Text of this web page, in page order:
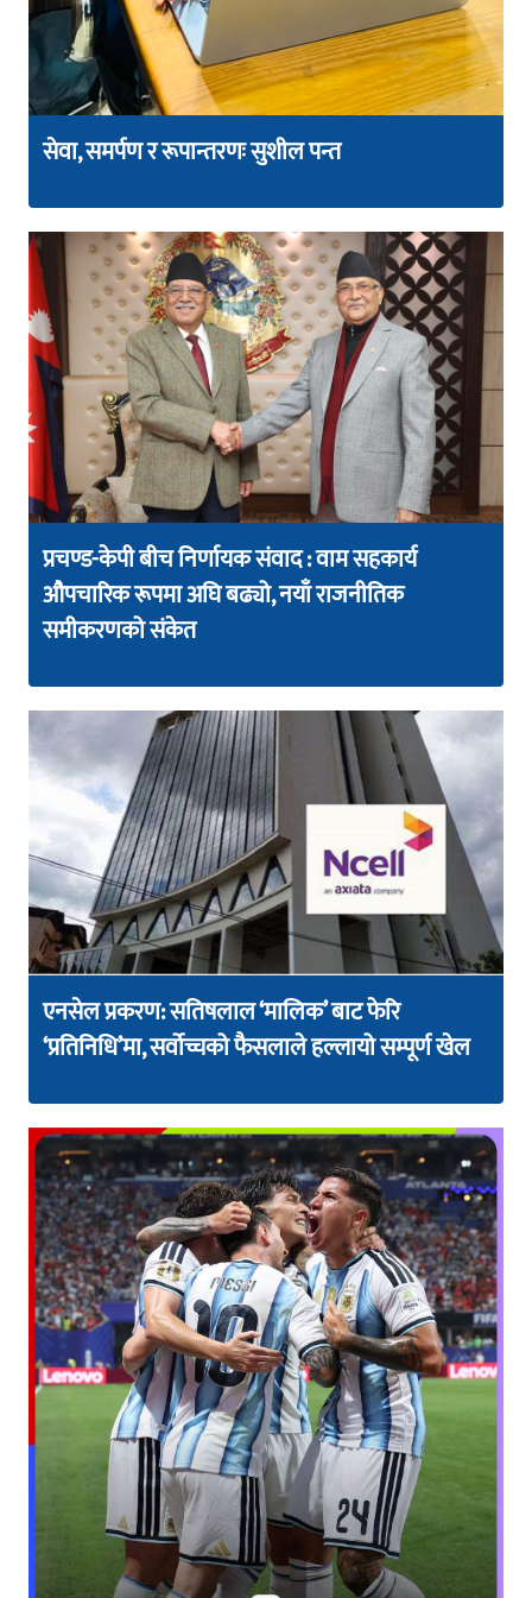
सेवा, समर्पण र रूपान्तरणः सुशील पन्त
प्रचण्ड-केपी बीच निर्णायक संवाद : वाम सहकार्य
औपचारिक रूपमा अघि बढ्यो, नयाँ राजनीतिक
समीकरणको संकेत
एनसेल प्रकरण: सतिषलाल ‘मालिक’ बाट फेरि
‘प्रतिनिधि’मा, सर्वोच्चको फैसलाले हल्लायो सम्पूर्ण खेल